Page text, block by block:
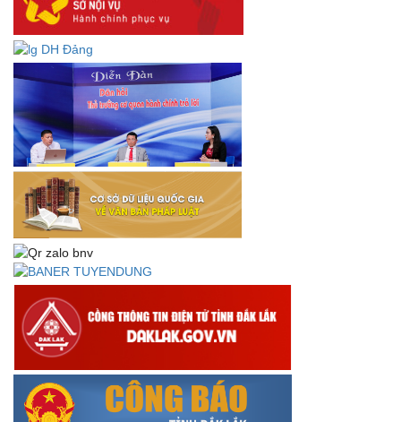
Lấy ý kiến dự thảo Quyết định quy phạm pháp luật quy
định về thành lập, tổ chức và hoạt động của tổ chức phối
hợp liên ngành
Thông báo về việc tải biểu mẫu báo cáo kết quả 06 năm
thực hiện Nghị quyết số 18-NQ/TW và Nghị quyết số 19-
NQ/TW
Thư chúc mừng của Bộ trưởng Bộ Nội vụ nhân dịp kỷ
niệm 78 năm Ngày thành lập Bộ Nội vụ, Ngày truyền
thống ngành Tổ chức nhà nước (28/8/1945-28/8/2023)
Thông báo về việc đăng tải Bộ câu hỏi và gợi ý trả lời Hội
thi dân vận khéo năm 2023